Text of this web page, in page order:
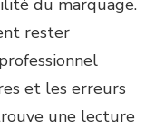
du marquage.
rester
et les erreurs
une lecture